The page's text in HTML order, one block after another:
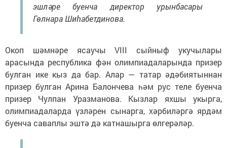
эшләре буенча директор урынбасары
Гөлнара Шиһабетдинова.
Окоп шәмнәре ясаучы VIII сыйныф укучылары
арасында республика фән олимпиадаларында призер
булган ике кыз да бар. Алар — татар әдәбиятыннан
призер булган Арина Балончева һәм рус теле буенча
призер Чулпан Уразманова. Кызлар яхшы укырга,
олимпиадаларда үзләрен сынарга, хәрбиләргә ярдәм
буенча саваплы эштә дә катнашырга өлгерәләр.